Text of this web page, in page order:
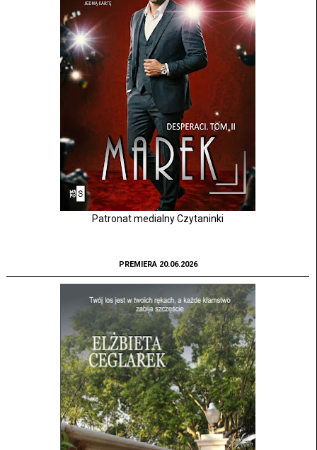
Patronat medialny Czytaninki
PREMIERA 20.06.2026